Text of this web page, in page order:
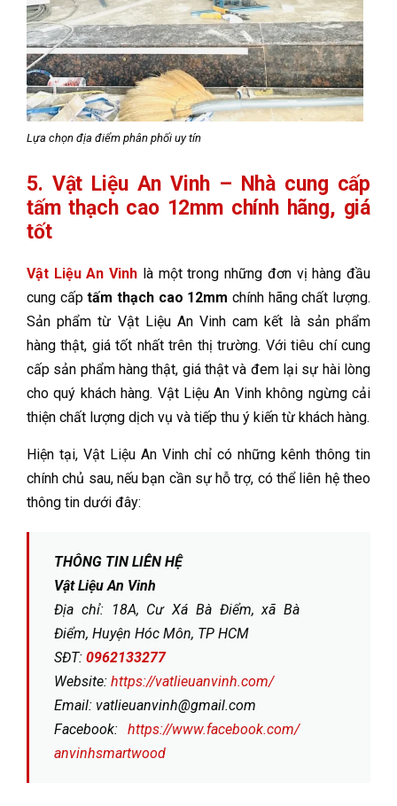
Lựa chọn địa điểm phân phối uy tín
5. Vật Liệu An Vinh – Nhà cung cấp
tấm thạch cao 12mm chính hãng, giá
tốt
Vật Liệu An Vinh là một trong những đơn vị hàng đầu
cung cấptấm thạch cao 12mm chính hãng chất lượng.
Sản phẩm từ Vật Liệu An Vinh cam kết là sản phẩm
hàng thật, giá tốt nhất trên thị trường. Với tiêu chí cung
cấp sản phẩm hàng thật, giá thật và đem lại sự hài lòng
cho quý khách hàng. Vật Liệu An Vinh không ngừng cải
thiện chất lượng dịch vụ và tiếp thu ý kiến từ khách hàng.
Hiện tại, Vật Liệu An Vinh chỉ có những kênh thông tin
chính chủ sau, nếu bạn cần sự hỗ trợ, có thể liên hệ theo
thông tin dưới đây:
THÔNG TIN LIÊN HỆ
Vật Liệu An Vinh
Địa chỉ: 18A, Cư Xá Bà Điểm, xã Bà
Điểm, Huyện Hóc Môn, TP HCM
SĐT: 0962133277
Website: https://vatlieuanvinh.com/
Email: vatlieuanvinh@gmail.com
Facebook: https://www.facebook.com/
anvinhsmartwood